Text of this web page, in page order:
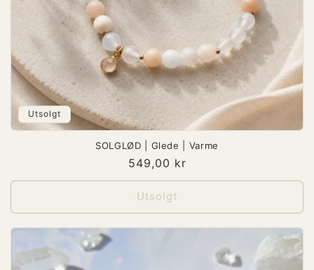
Utsolgt
SOLGLØD | Glede | Varme
Vanlig
pris
549,00 kr
Utsolgt